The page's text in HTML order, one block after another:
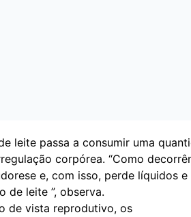
leite passa a consumir uma
corpórea. “Como
e, com isso, perde líquidos
de leite ”, observa.
de vista reprodutivo, os